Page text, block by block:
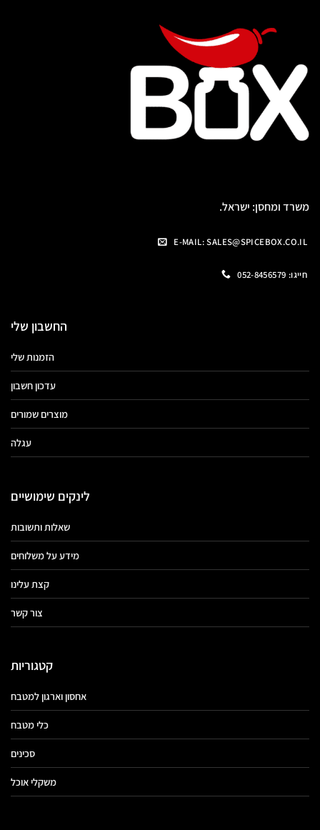
משרד ומחסן: ישראל.
E-MAIL: SALES@SPICEBOX.CO.IL
חייגו: 052-8456579
החשבון שלי
הזמנות שלי
עדכון חשבון
מוצרים שמורים
עגלה
לינקים שימושיים
שאלות ותשובות
מידע על משלוחים
קצת עלינו
צור קשר
קטגוריות
אחסון וארגון למטבח
כלי מטבח
סכינים
משקלי אוכל